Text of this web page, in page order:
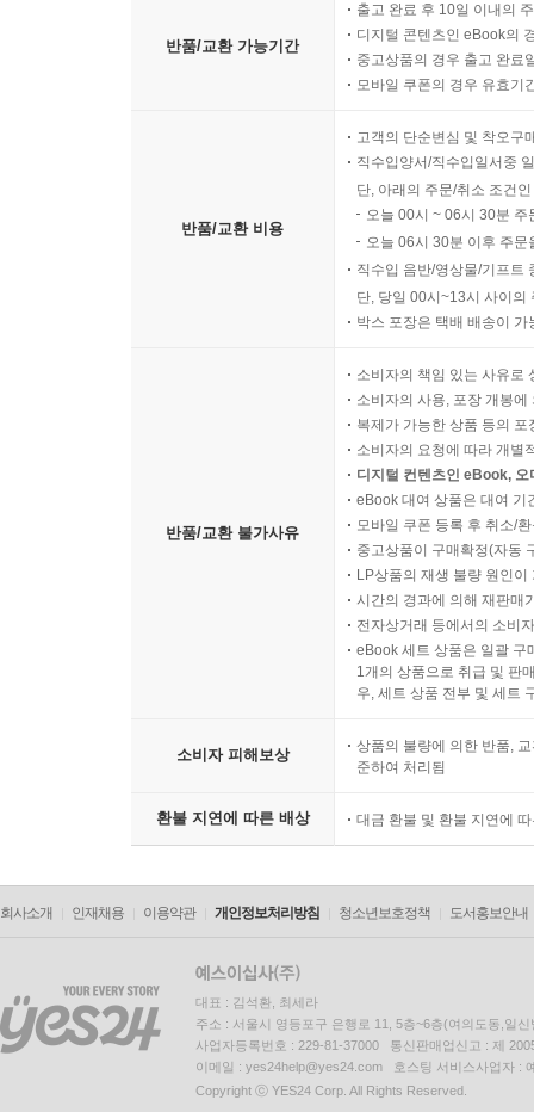
반품/교환 가능기간
출고 완료 후 10일 이내의
디지털 콘텐츠인 eBook의
중고상품의 경우 출고 완료
모바일 쿠폰의 경우 유효기
반품/교환 비용
고객의 단순변심 및 착오구
직수입양서/직수입일서중
단, 아래의 주문/취소 조건
오늘 00시 ~ 06시 30분
오늘 06시 30분 이후 주
직수입 음반/영상물/기프트
단, 당일 00시~13시 사이의
박스 포장은 택배 배송이
반품/교환 불가사유
소비자의 책임 있는 사유로
소비자의 사용, 포장 개봉
복제가 가능한 상품 등의
소비자의 요청에 따라 개별
디지털 컨텐츠인 eBook,
eBook 대여 상품은 대여 기
모바일 쿠폰 등록 후 취소/
중고상품이 구매확정(자동
LP상품의 재생 불량 원인
시간의 경과에 의해 재판매
전자상거래 등에서의 소비
eBook 세트 상품은 일괄 구
1개의 상품으로 취급 및 판
우, 세트 상품 전부 및 세트
소비자 피해보상
상품의 불량에 의한 반품,
준하여 처리됨
환불 지연에 따른 배상 대금 환불 및 환불 지연에
회사소개 인재채용 이용약관 개인정보처리방침 청소년보호정책 도서홍보안내
대표 : 김석환, 최세라
주소 : 서울시 영등포구 은행로 11, 5층~6층(여의도동,일신
사업자등록번호 : 229-81-37000 통신판매업신고 : 제
이메일 : yes24help@yes24.com 호스팅 서비스사업자 :
Copyright ⓒ YES24 Corp. All Rights Reserved.